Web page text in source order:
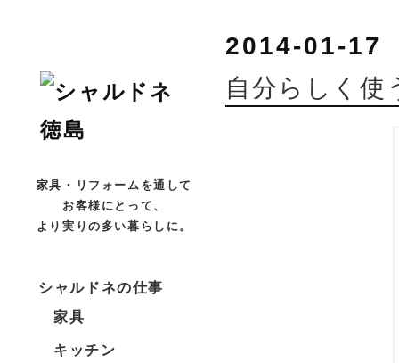
家具・リフォームを通して
お客様にとって、
より実りの多い暮らしに。
シャルドネの仕事
家具
キッチン
2014-01-17
自分らしく使